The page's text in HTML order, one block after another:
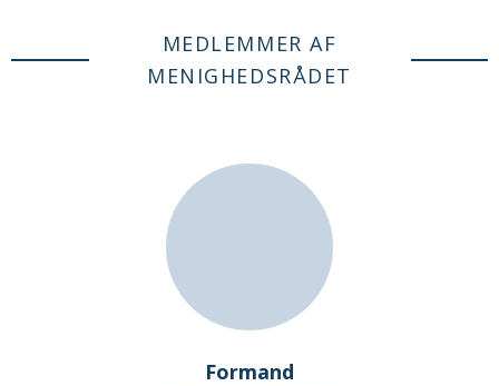
MEDLEMMER AF
MENIGHEDSRÅDET
Formand